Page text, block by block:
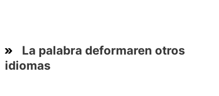
La palabra deformaren otros
idiomas